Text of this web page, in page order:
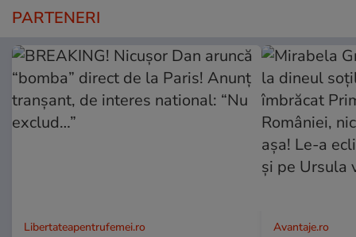
PARTENERI
Libertateapentrufemei.ro Avantaje.ro